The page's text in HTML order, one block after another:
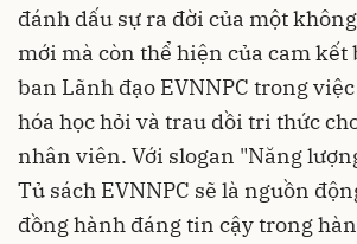
đánh dấu sự ra đời của một
mới mà còn thể hiện của cam kết
ban Lãnh đạo EVNNPC trong
hóa học hỏi và trau dồi tri thức
nhân viên. Với slogan "Năng
Tủ sách EVNNPC sẽ là nguồn
đồng hành đáng tin cậy trong